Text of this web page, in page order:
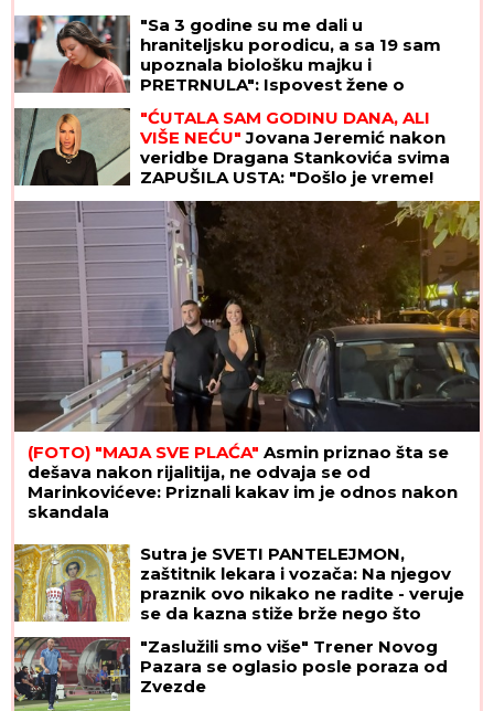
"Sa 3 godine su me dali u
hraniteljsku porodicu, a sa 19 sam
upoznala biološku majku i
PRETRNULA": Ispovest žene o
potrazi za korenima koja se nije
završila kao u bajci
"ĆUTALA SAM GODINU DANA, ALI
VIŠE NEĆU" Jovana Jeremić nakon
veridbe Dragana Stankovića svima
ZAPUŠILA USTA: "Došlo je vreme!
Niko me neće iskoristiti"
(FOTO) "MAJA SVE PLAĆA" Asmin priznao šta se
dešava nakon rijalitija, ne odvaja se od
Marinkovićeve: Priznali kakav im je odnos nakon
skandala
Sutra je SVETI PANTELEJMON,
zaštitnik lekara i vozača: Na njegov
praznik ovo nikako ne radite - veruje
se da kazna stiže brže nego što
"Zaslužili smo više" Trener Novog
Pazara se oglasio posle poraza od
Zvezde